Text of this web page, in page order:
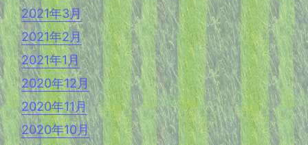
2021年3月
2021年2月
2021年1月
2020年12月
2020年11月
2020年10月